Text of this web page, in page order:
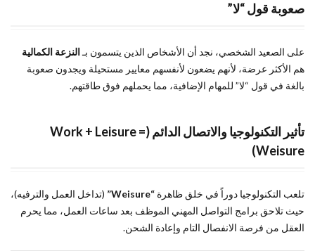
صعوبة قول “لا”
على الصعيد الشخصي، نجد أن الأشخاص الذين يتسمون بـالنزعة الكمالية
هم الأكثر عرضة، لأنهم يضعون لأنفسهم معايير مستحيلة ويجدون صعوبة
بالغة في قول “لا” للمهام الإضافية، مما يحملهم فوق طاقتهم.
تأثير التكنولوجيا والاتصال الدائم (Work + Leisure =
Weisure)
تلعب التكنولوجيا دوراً في خلق ظاهرة “Weisure”
(تداخل العمل والترفيه)،
حيث تلاحق برامج التواصل المهني الموظف بعد ساعات العمل، مما يحرم
العقل من فرصة الانفصال التام وإعادة الشحن.